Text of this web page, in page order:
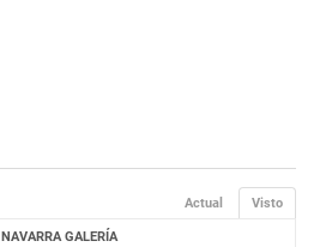
Visto
Actual
NAVARRA GALERÍA